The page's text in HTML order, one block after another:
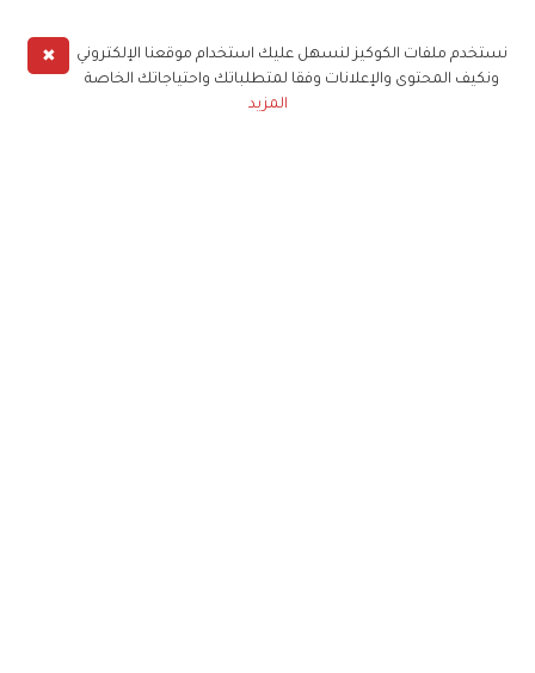
✖
نستخدم ملفات الكوكيز لنسهل عليك استخدام موقعنا الإلكتروني
ونكيف المحتوى والإعلانات وفقا لمتطلباتك واحتياجاتك الخاصة
المزيد